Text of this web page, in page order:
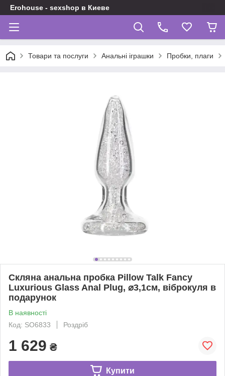
Erohouse - sexshop в Киеве
Товари та послуги Анальні іграшки Пробки, плаги
Скляна анальна пробка Pillow Talk Fancy
Luxurious Glass Anal Plug, ⌀3,1см, віброкуля в
подарунок
В наявності
Код: SO6833
Роздріб
1 629 ₴
Купити